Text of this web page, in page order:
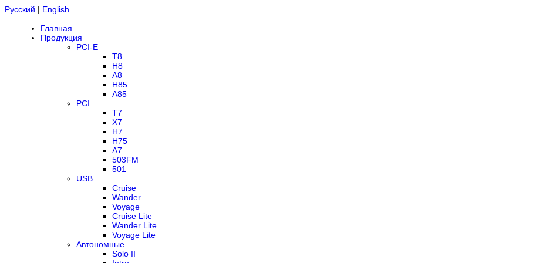
Русский | English
Главная
Продукция
PCI-E
T8
H8
A8
H85
A85
PCI
T7
X7
H7
H75
A7
503FM
501
USB
Cruise
Wander
Voyage
Cruise Lite
Wander Lite
Voyage Lite
Автономные
Solo II